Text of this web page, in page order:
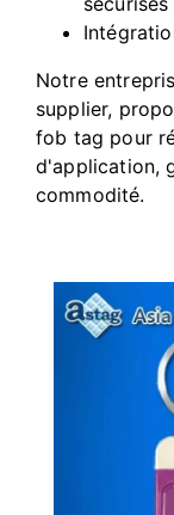
Notre
supplier,
fob tag pour
d'application,
commodité.